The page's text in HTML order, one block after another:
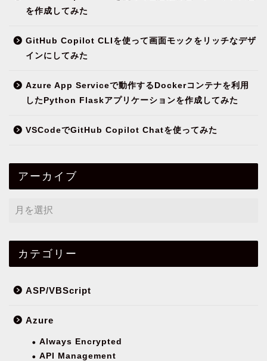
を作成してみた
GitHub Copilot CLIを使って画面モックをリッチなデザ
インにしてみた
Azure App Serviceで動作するDockerコンテナを利用
したPython Flaskアプリケーションを作成してみた
VSCodeでGitHub Copilot Chatを使ってみた
アーカイブ
カテゴリー
ASP/VBScript
Azure
Always Encrypted
API Management